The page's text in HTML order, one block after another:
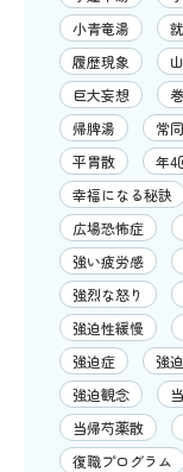
小青竜湯
履歴現象
巨大妄想
帰脾湯
常
平胃散
年4
幸福になる秘訣
広場恐怖症
強い疲労感
強烈な怒り
強迫性緩慢
強迫症
強
強迫観念
当帰芍薬散
復職プログラム